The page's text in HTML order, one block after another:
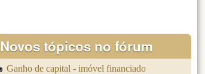
Novos tópicos no fórum
Ganho de capital - imóvel financiado